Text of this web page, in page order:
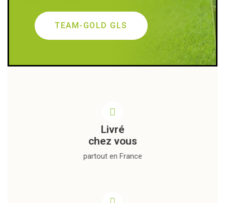
TEAM-GOLD GLS
Livré
chez vous
partout en France